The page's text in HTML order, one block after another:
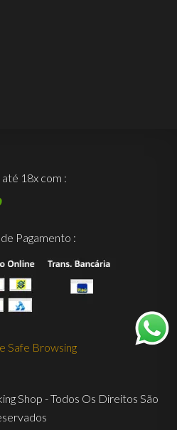
18x com :
Pagamento :
Shop - Todos Os Direitos São